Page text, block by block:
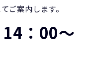
ご案内します。
：00～